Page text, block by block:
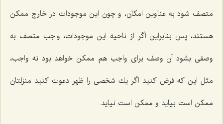
متصف شود به عناوین امكان، و چون این موجودات در خارج ممكن
هستند، پس بنابراین اگر از ناحیه این موجودات، واجب متصف به
وصفى بشود آن وصف براى واجب هم ممكن خواهد بود نه واجب،
مثل این كه فرض كنید اگر یك شخصى را ظهر دعوت كنید منزلتان
ممكن است بیاید و ممكن است نیاید.